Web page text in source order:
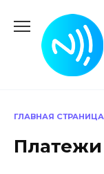
содержанию
ГЛАВНАЯ СТРАНИЦА